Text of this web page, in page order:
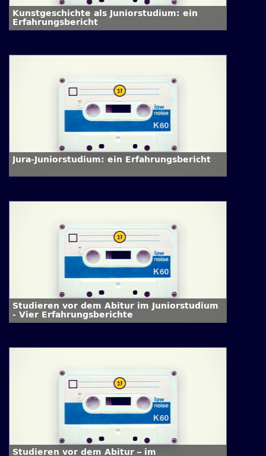
Kunstgeschichte als Juniorstudium: ein
Erfahrungsbericht
Jura-Juniorstudium: ein Erfahrungsbericht
Studieren vor dem Abitur im Juniorstudium
- Vier Erfahrungsberichte
Studieren vor dem Abitur – im